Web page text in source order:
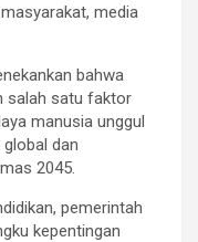
media
bahwa
salah satu faktor
manusia unggul
dan
2045.
pemerintah
kepentingan